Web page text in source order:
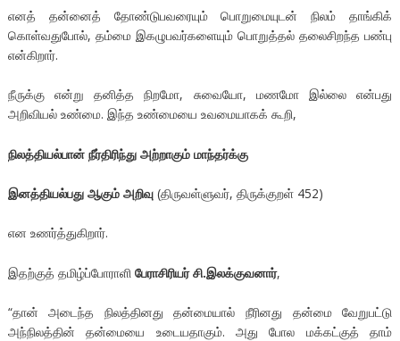
எனத் தன்னைத் தோண்டுபவரையும் பொறுமையுடன் நிலம் தாங்கிக்
கொள்வதுபோல், தம்மை இகழுபவர்களையும் பொறுத்தல் தலைசிறந்த பண்பு
என்கிறார்.
நீருக்கு என்று தனித்த நிறமோ, சுவையோ, மணமோ இல்லை என்பது
அறிவியல் உண்மை. இந்த உண்மையை உவமையாகக் கூறி,
நிலத்தியல்பான் நீர்திரிந்து அற்றாகும் மாந்தர்க்கு
இனத்தியல்பது ஆகும் அறிவு(திருவள்ளுவர், திருக்குறள் 452)
என உணர்த்துகிறார்.
இதற்குத் தமிழ்ப்போராளி பேராசிரியர் சி.இலக்குவனார்,
“தான் அடைந்த நிலத்தினது தன்மையால் நீரினது தன்மை வேறுபட்டு
அந்நிலத்தின் தன்மையை உடையதாகும். அது போல மக்கட்குத் தாம்